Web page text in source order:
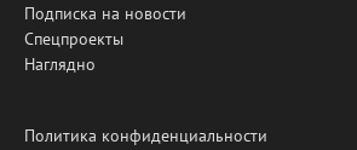
Подписка на новости
Спецпроекты
Наглядно
Политика конфиденциальности